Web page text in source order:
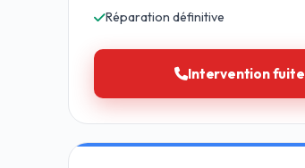
Réparation définitive
Intervention fuite